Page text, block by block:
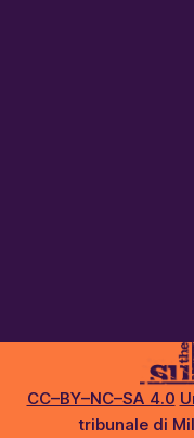
CC–BY–NC–SA 4.0
tribunale di